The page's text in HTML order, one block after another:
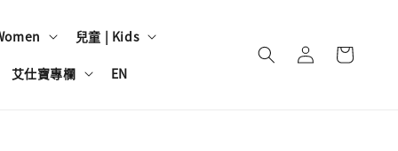
兒童 | Kids
艾仕寶專欄 EN